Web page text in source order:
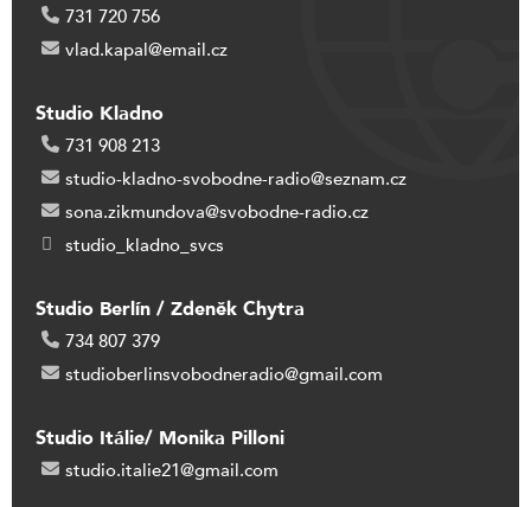
731 720 756
vlad.kapal@email.cz
Studio Kladno
731 908 213
studio-kladno-svobodne-radio@seznam.cz
sona.zikmundova@svobodne-radio.cz
studio_kladno_svcs
Studio Berlín / Zdeněk Chytra
734 807 379
studioberlinsvobodneradio@gmail.com
Studio Itálie/ Monika Pilloni
studio.italie21@gmail.com